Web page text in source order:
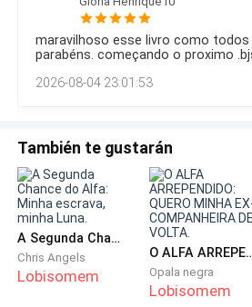
Ele tinha razão em estar com
***
Ele me encontrou antes da
masculino. Como sempre, não
formalidades. Apenas entrou, me
me arrastou para um corredor
O olhar dele estava diferente.
maravilhoso esse livro como todos
parabéns. começando o proximo
2026-08-04 23:01:53
También te gustarán
A Segunda Chance do Alfa: Minha escrava, minha Luna.
Chris Angels
Lobisomem
O ALFA ARREPENDIDO: QUERO
Opala negra
Lobisomem